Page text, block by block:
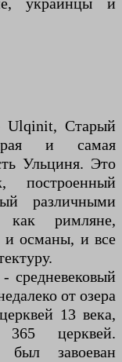
Ulqinit, Старый
и самая
Ульциня. Это
построенный
различными
как римляне,
и османы, и все
от озера
13 века,
церквей.
был завоеван